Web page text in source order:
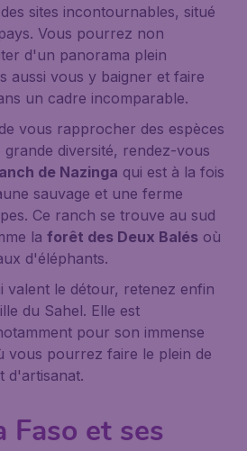
sites incontournables, situé
Vous pourrez non
d'un panorama plein
aussi vous y baigner et faire
un cadre incomparable.
vous rapprocher des espèces
grande diversité, rendez-vous
de Nazinga qui est à la fois
sauvage et une ferme
Ce ranch se trouve au sud
la forêt des Deux Balés où
d'éléphants.
valent le détour, retenez enfin
du Sahel. Elle est
pour son immense
vous pourrez faire le plein de
d'artisanat.
Faso et ses